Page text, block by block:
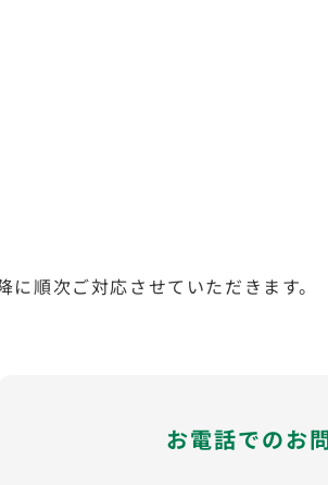
順次ご対応させていただきます。
お電話でのお